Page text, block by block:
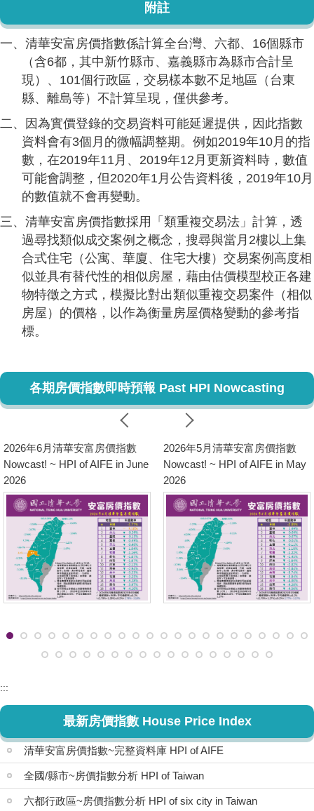
附註
一、清華安富房價指數係計算全台灣、六都、16個縣市
（含6都，其中新竹縣市、嘉義縣市為縣市合計呈
現）、101個行政區，交易樣本數不足地區（台東
縣、離島等）不計算呈現，僅供參考。
二、因為實價登錄的交易資料可能延遲提供，因此指數
資料會有3個月的微幅調整期。例如2019年10月的指
數，在2019年11月、2019年12月更新資料時，數值
可能會調整，但2020年1月公告資料後，2019年10月
的數值就不會再變動。
三、清華安富房價指數採用「類重複交易法」計算，透
過尋找類似成交案例之概念，搜尋與當月2樓以上集
合式住宅（公寓、華廈、住宅大樓）交易案例高度相
似並具有替代性的相似房屋，藉由估價模型校正各建
物特徵之方式，模擬比對出類似重複交易案件（相似
房屋）的價格，以作為衡量房屋價格變動的參考指
標。
各期房價指數即時預報 Past HPI Nowcasting
2026年6月清華安富房價指數
Nowcast! ~ HPI of AIFE in June
2026
2026年5月清華安富房價指數
Nowcast! ~ HPI of AIFE in May
2026
:::
最新房價指數 House Price Index
清華安富房價指數~完整資料庫 HPI of AIFE
全國/縣市~房價指數分析 HPI of Taiwan
六都行政區~房價指數分析 HPI of six city in Taiwan